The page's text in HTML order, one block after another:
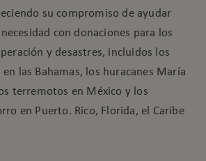
su compromiso de ayudar
con donaciones para los
y desastres, incluidos los
las Bahamas, los huracanes María
terremotos en México y los
en Puerto. Rico, Florida, el Caribe